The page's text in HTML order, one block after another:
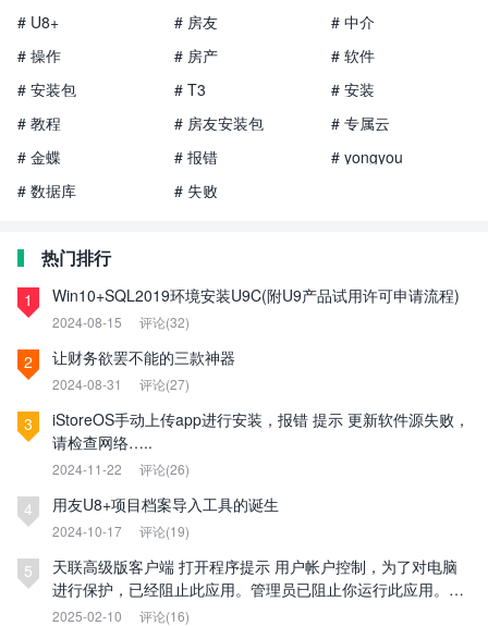
# U8+
# 房友
# 中介
# 操作
# 房产
# 软件
# 安装包
# T3
# 安装
# 教程
# 房友安装包
# 专属云
# 金蝶
# 报错
# yongyou
# 数据库
# 失败
热门排行
1 Win10+SQL2019环境安装U9C(附U9产品试用许可申请流程)
2024-08-15 评论(32)
2 让财务欲罢不能的三款神器
2024-08-31 评论(27)
3
iStoreOS手动上传app进行安装，报错 提示 更新软件源失败，
请检查网络…..
2024-11-22 评论(26)
4 用友U8+项目档案导入工具的诞生
2024-10-17 评论(19)
5
天联高级版客户端 打开程序提示 用户帐户控制，为了对电脑
进行保护，已经阻止此应用。管理员已阻止你运行此应用。有
关详细信息，请与管理员联系。
2025-02-10 评论(16)